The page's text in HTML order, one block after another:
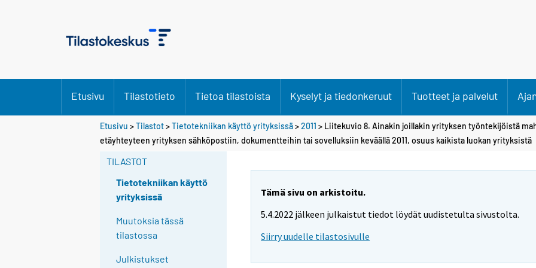
Etusivu Tilastotieto Tietoa tilastoista Kyselyt ja tiedonkeruut Tuotteet ja palvelut
Etusivu >Tilastot>Tietotekniikan käyttö yrityksissä>2011 > Liitekuvio 8. Ainakin joillakin yrityksen työntekijöistä
etäyhteyteen yrityksen sähköpostiin, dokumentteihin tai sovelluksiin keväällä 2011, osuus kaikista luokan yrityksistä
TILASTOT
Tietotekniikan käyttö
yrityksissä
Muutoksia tässä
tilastossa
Julkistukset
Tämä sivu on arkistoitu.
5.4.2022 jälkeen julkaistut tiedot löydät uudistetulta sivustolta.
Siirry uudelle tilastosivulle